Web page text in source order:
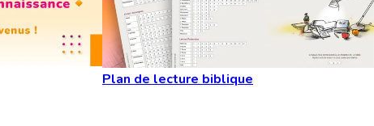
Plan de lecture biblique